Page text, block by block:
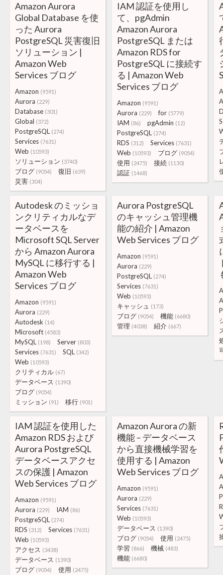
Amazon Aurora
Global Database を使
った Aurora
PostgreSQL 災害復旧
ソリューション |
Amazon Web
Services ブログ
Amazon (9591)
Aurora (229)
Database (301)
Global (372)
PostgreSQL (274)
Services (7631)
Web (10593)
ソリューション (3740)
ブログ (9054) 復旧 (639)
災害 (304)
IAM 認証を使用し
て、pgAdmin
Amazon Aurora
PostgreSQL または
Amazon RDS for
PostgreSQL に接続す
る | Amazon Web
Services ブログ
Amazon (9591)
Aurora (229) for (5779)
IAM (86) pgAdmin (12)
PostgreSQL (274)
RDS (312) Services (7631)
Web (10593) ブログ (9054)
使用 (2475) 接続 (1130)
認証 (1468)
Autodesk のミッショ
ンクリティカルなデ
ータベースを
Microsoft SQL Server
から Amazon Aurora
MySQL に移行する |
Amazon Web
Services ブログ
Amazon (9591)
Aurora (229)
Autodesk (14)
Microsoft (4583)
MySQL (198) Server (803)
Services (7631) SQL (342)
Web (10593)
クリティカル (67)
データベース (1390)
ブログ (9054)
ミッション (91) 移行 (901)
Aurora PostgreSQL
のキャッシュ管理機
能の紹介 | Amazon
Web Services ブログ
Amazon (9591)
Aurora (229)
PostgreSQL (274)
Services (7631)
Web (10593)
キャッシュ (173)
ブログ (9054) 機能 (6680)
管理 (4038) 紹介 (667)
IAM 認証を使用した
Amazon RDS および
Aurora PostgreSQL
データベースアクセ
スの保護 | Amazon
Web Services ブログ
Amazon (9591)
Aurora (229) IAM (86)
PostgreSQL (274)
RDS (312) Services (7631)
Web (10593)
アクセス (3438)
データベース (1390)
ブログ (9054) 使用 (2475)
Amazon Aurora の新
機能 – データベース
から直接機械学習を
使用する | Amazon
Web Services ブログ
Amazon (9591)
Aurora (229)
Services (7631)
Web (10593)
データベース (1390)
ブログ (9054) 使用 (2475)
学習 (866) 機械 (483)
機能 (6680)